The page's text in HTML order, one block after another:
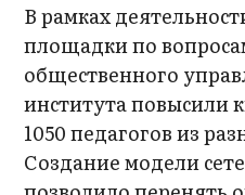
В рамках
площадки по
общественного
института повысили
1050 педагогов из
Создание модели